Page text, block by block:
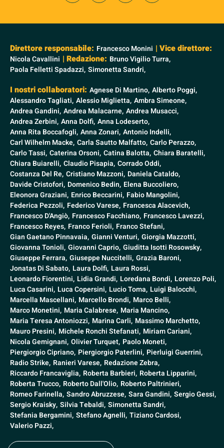
Direttore responsabile: Francesco Monini | Vice direttore:
Nicola Cavallini | Redazione: Bruno Vigilio Turra,
Paola Felletti Spadazzi, Simonetta Sandri,
I nostri collaboratori: Agnese Di Martino, Alberto Poggi,
Alessandro Tagliati, Alessio Miglietta, Ambra Simeone,
Andrea Gandini, Andrea Malacarne, Andrea Musacci,
Andrea Zerbini, Anna Dolfi, Anna Lodeserto,
Anna Rita Boccafogli, Anna Zonari, Antonio Indelli,
Carl Wilhelm Macke, Carla Sautto Malfatto, Carlo Perazzo,
Carlo Tassi, Caterina Orsoni, Catina Balotta, Chiara Baratelli,
Chiara Buiarelli, Claudio Pisapia, Corrado Oddi,
Costanza Del Re, Cristiano Mazzoni, Daniela Cataldo,
Davide Cristofori, Domenico Bedin, Elena Buccoliero,
Eleonora Graziani, Enrico Beccarini, Fabio Mangolini,
Federica Pezzoli, Federico Varese, Francesca Alacevich,
Francesco D'Angiò, Francesco Facchiano, Francesco Lavezzi,
Francesco Reyes, Franco Ferioli, Franco Stefani,
Gian Gaetano Pinnavaia, Gianni Venturi, Giorgia Mazzotti,
Giovanna Tonioli, Giovanni Caprio, Giuditta Isotti Rosowsky,
Giuseppe Ferrara, Giuseppe Nuccitelli, Grazia Baroni,
Jonatas Di Sabato, Laura Dolfi, Laura Rossi,
Leonardo Fiorentini, Lidia Grandi, Loredana Bondi, Lorenzo Poli,
Luca Casarini, Luca Copersini, Lucio Toma, Luigi Balocchi,
Marcella Mascellani, Marcello Brondi, Marco Belli,
Marco Monetini, Maria Calabrese, Maria Mancino,
Maria Teresa Antoniozzi, Marina Carli, Massimo Marchetto,
Mauro Presini, Michele Ronchi Stefanati, Miriam Cariani,
Nicola Gemignani, Olivier Turquet, Paolo Moneti,
Piergiorgio Cipriano, Piergiorgio Paterlini, Pierluigi Guerrini,
Radio Strike, Ranieri Varese, Redazione Zebra,
Riccardo Francaviglia, Roberta Barbieri, Roberta Lipparini,
Roberta Trucco, Roberto Dall'Olio, Roberto Paltrinieri,
Romeo Farinella, Sandro Abruzzese, Sara Gandini, Sergio Gessi,
Sergio Kraisky, Silvia Tebaldi, Simonetta Sandri,
Stefania Bergamini, Stefano Agnelli, Tiziano Cardosi,
Valerio Pazzi,